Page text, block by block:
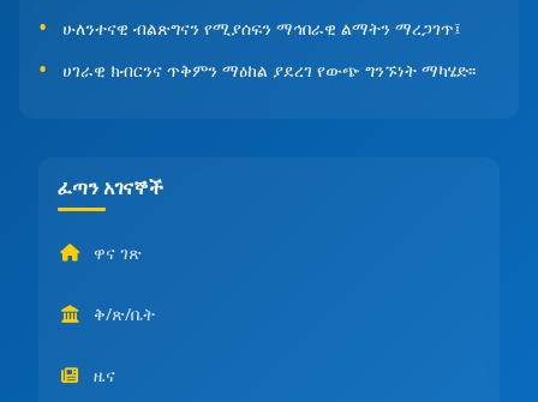
ሁለንተናዊ ብልጽግናን የሚያሰፍን ማኅበራዊ ልማትን ማረጋገጥ፤
ሀገራዊ ክብርንና ጥቅምን ማዕከል ያደረገ የውጭ ግንኙነት ማካሄድ፡፡
ፈጣን አገናኞች
ዋና ገጽ
ቅ/ጽ/ቤት
ዜና